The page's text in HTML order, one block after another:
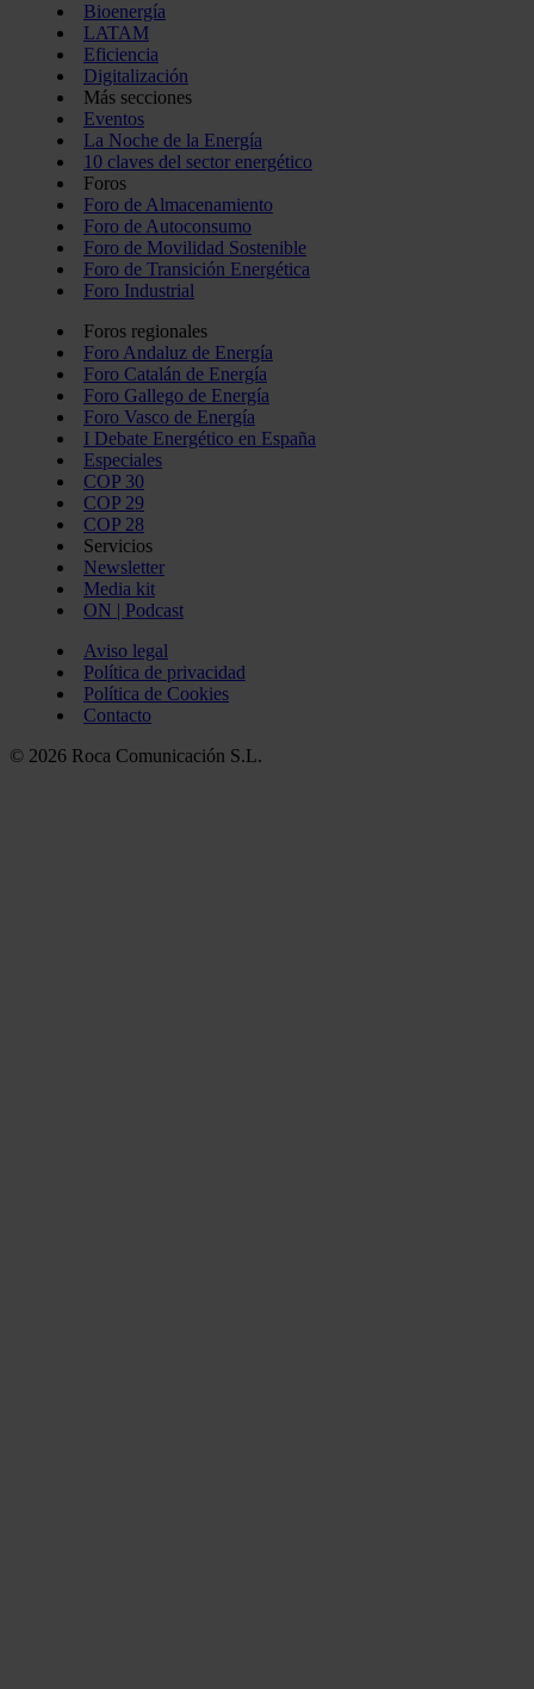
Bioenergía
LATAM
Eficiencia
Digitalización
Más secciones
Eventos
La Noche de la Energía
10 claves del sector energético
Foros
Foro de Almacenamiento
Foro de Autoconsumo
Foro de Movilidad Sostenible
Foro de Transición Energética
Foro Industrial
Foros regionales
Foro Andaluz de Energía
Foro Catalán de Energía
Foro Gallego de Energía
Foro Vasco de Energía
I Debate Energético en España
Especiales
COP 30
COP 29
COP 28
Servicios
Newsletter
Media kit
ON | Podcast
Aviso legal
Política de privacidad
Política de Cookies
Contacto
© 2026 Roca Comunicación S.L.